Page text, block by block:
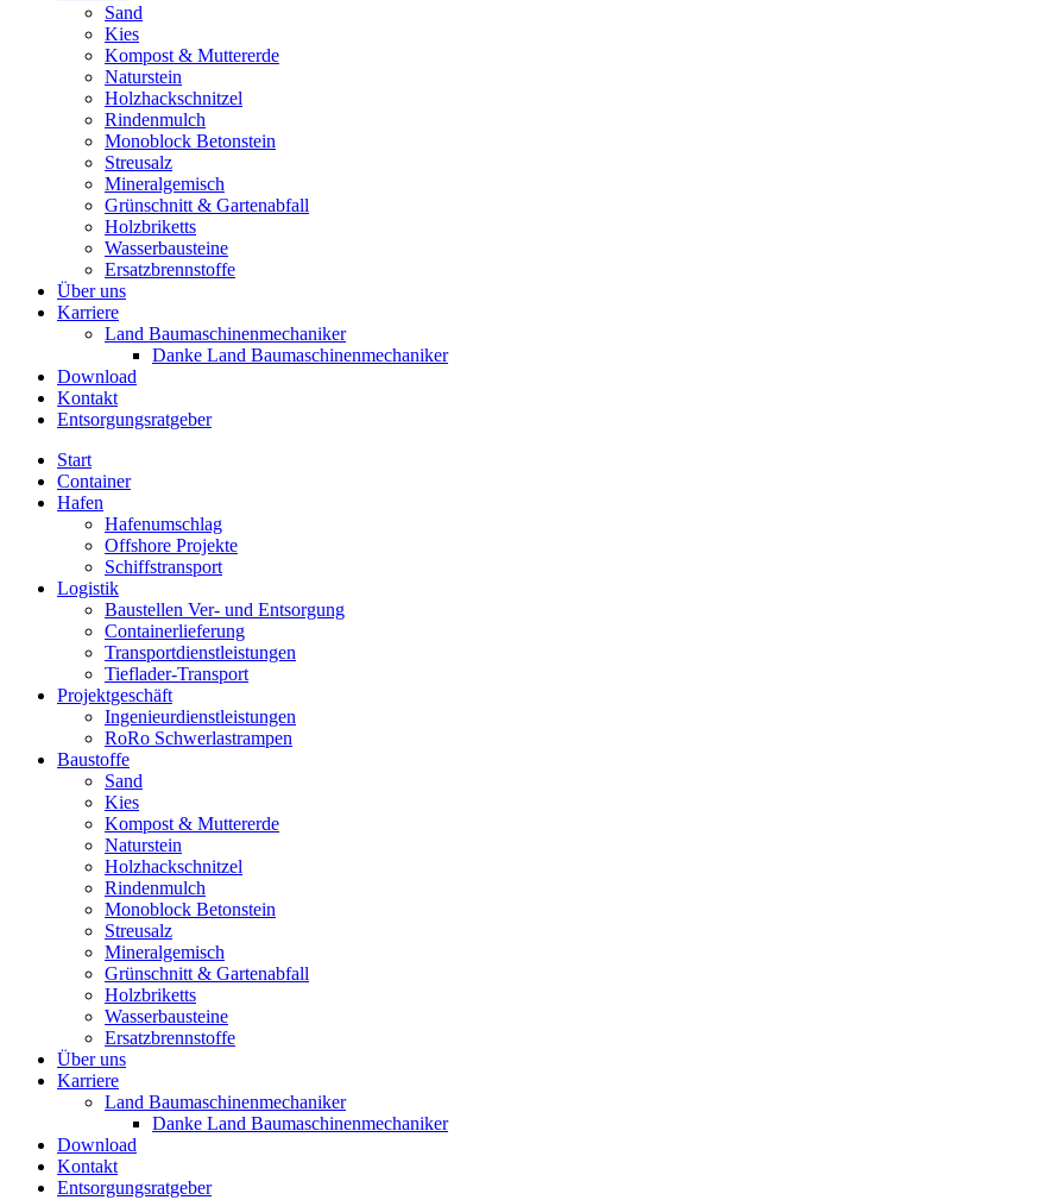
Sand
Kies
Kompost & Muttererde
Naturstein
Holzhackschnitzel
Rindenmulch
Monoblock Betonstein
Streusalz
Mineralgemisch
Grünschnitt & Gartenabfall
Holzbriketts
Wasserbausteine
Ersatzbrennstoffe
Über uns
Karriere
Land Baumaschinenmechaniker
Danke Land Baumaschinenmechaniker
Download
Kontakt
Entsorgungsratgeber
Start
Container
Hafen
Hafenumschlag
Offshore Projekte
Schiffstransport
Logistik
Baustellen Ver- und Entsorgung
Containerlieferung
Transportdienstleistungen
Tieflader-Transport
Projektgeschäft
Ingenieurdienstleistungen
RoRo Schwerlastrampen
Baustoffe
Sand
Kies
Kompost & Muttererde
Naturstein
Holzhackschnitzel
Rindenmulch
Monoblock Betonstein
Streusalz
Mineralgemisch
Grünschnitt & Gartenabfall
Holzbriketts
Wasserbausteine
Ersatzbrennstoffe
Über uns
Karriere
Land Baumaschinenmechaniker
Danke Land Baumaschinenmechaniker
Download
Kontakt
Entsorgungsratgeber